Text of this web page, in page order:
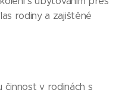
rodiny a zajištěné
činnost v rodinách s